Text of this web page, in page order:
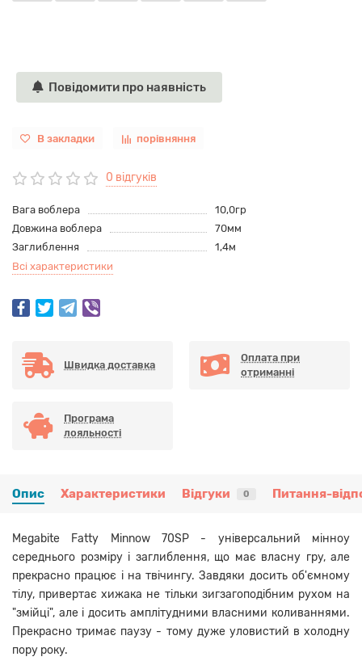
Повідомити про наявність
В закладки порівняння
0 відгуків
Вага воблера
10,0гр
Довжина воблера
70мм
Заглиблення
1,4м
Всі характеристики
Швидка доставка
Оплата при
отриманні
Програма
лояльності
Опис Характеристики Відгуки 0 Питання-
Megabite Fatty Minnow 70SP - універсальний мінноу
середнього розміру і заглиблення, що має власну гру, але
прекрасно працює і на твічингу. Завдяки досить об'ємному
тілу, привертає хижака не тільки зигзагоподібним рухом на
"змійці", але і досить амплітудними власними коливаннями.
Прекрасно тримає паузу - тому дуже уловистий в холодну
пору року.